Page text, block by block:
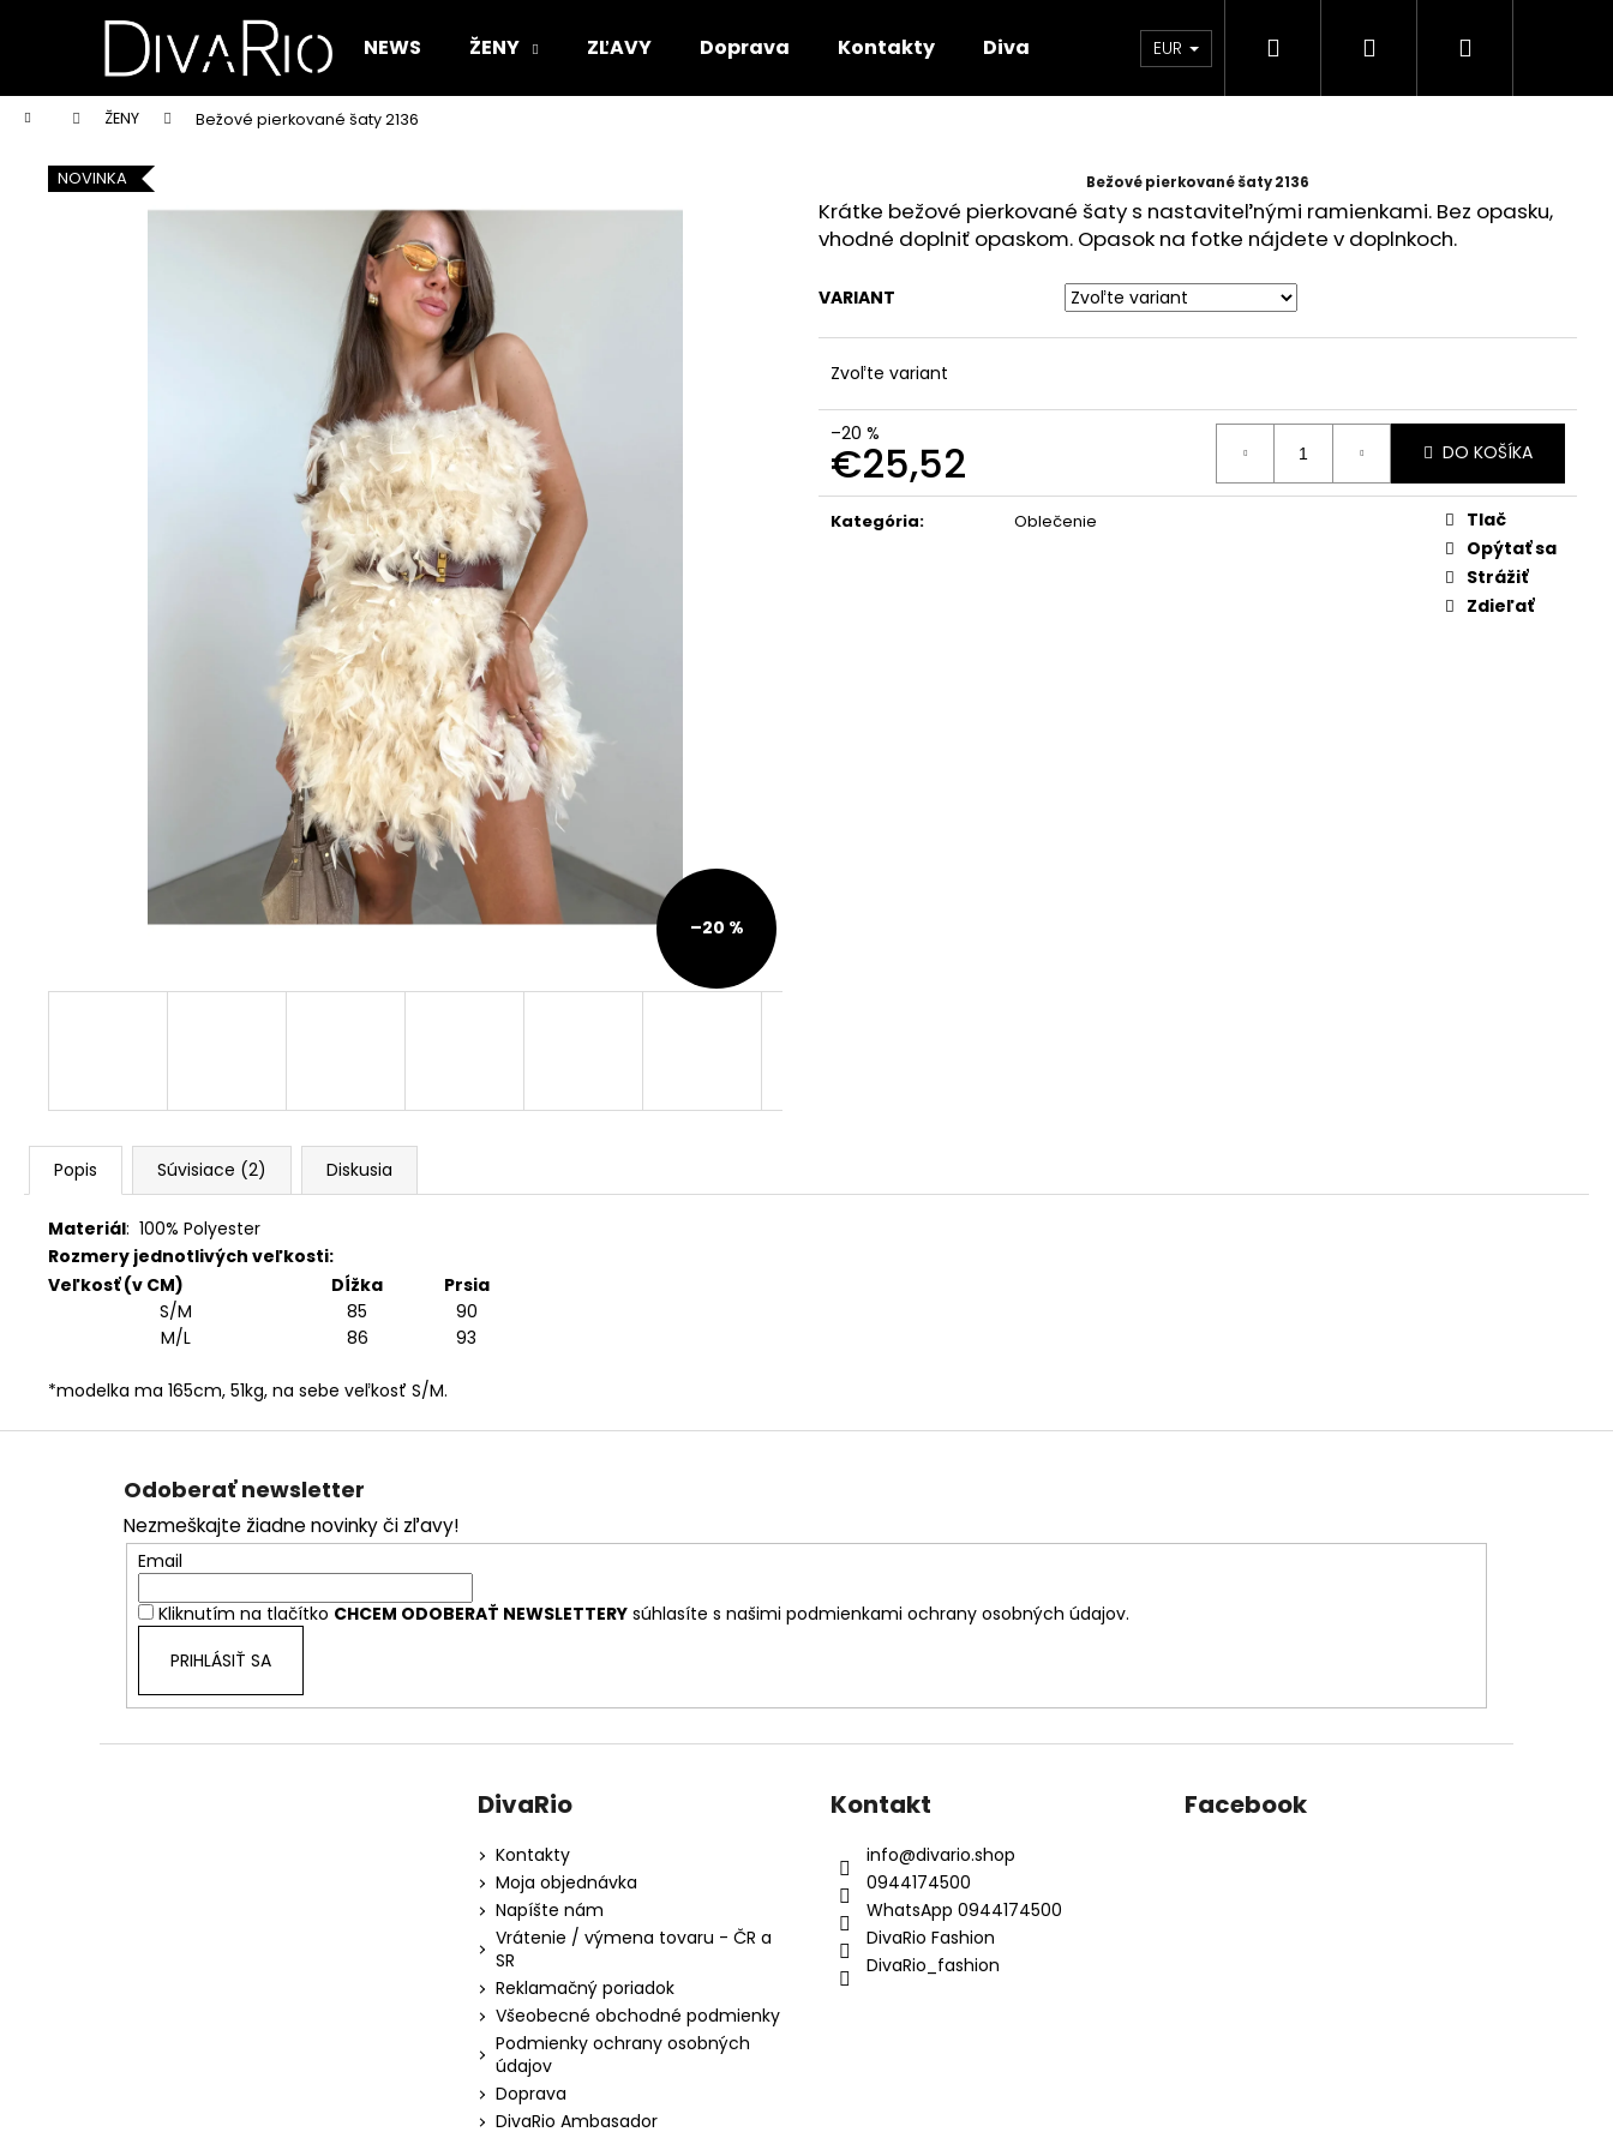
NEWS ŽENY ZĽAVY Doprava Kontakty DivaRio Ambasador
EUR Hľadať PrihlásenieNákupný
Domov ŽENY Bežové pierkované šaty 2136
Bežové pierkované šaty 2136
Krátke bežové pierkované šaty s nastaviteľnými ramienkami. Bez opasku,
vhodné doplniť opaskom. Opasok na fotke nájdete v doplnkoch.
VARIANT
Zvoľte variant
–20 %
€25,52
Jednotková
cena:
DO KOŠÍKA
Kategória: Oblečenie
Tlač
Opýtať sa
Strážiť
Zdieľať
NOVINKA
–20 %
Popis Súvisiace (2) Diskusia
Materiál: 100% Polyester
Rozmery jednotlivých veľkosti:
Veľkosť (v CM)
Dĺžka
Prsia
S/M
85
90
M/L
86 93
*modelka ma 165cm, 51kg, na sebe veľkosť S/M.
í
do
obchodu
do
obchodu
HĽADAŤ
Z
Odoberať newsletter
Nezmeškajte žiadne novinky či zľavy!
Email
Kliknutím na tlačítko CHCEM ODOBERAŤ NEWSLETTERYsúhlasíte s našimi podmienkami ochrany osobných údajov.
PRIHLÁSIŤ SA
DivaRio
Kontakty
Moja objednávka
Napíšte nám
Vrátenie / výmena tovaru - ČR a
SR
Reklamačný poriadok
Všeobecné obchodné podmienky
Podmienky ochrany osobných
údajov
Doprava
DivaRio Ambasador
Kontakt
info@divario.shop
0944174500
WhatsApp 0944174500
DivaRio Fashion
DivaRio_fashion
Facebook